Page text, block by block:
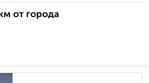
от города